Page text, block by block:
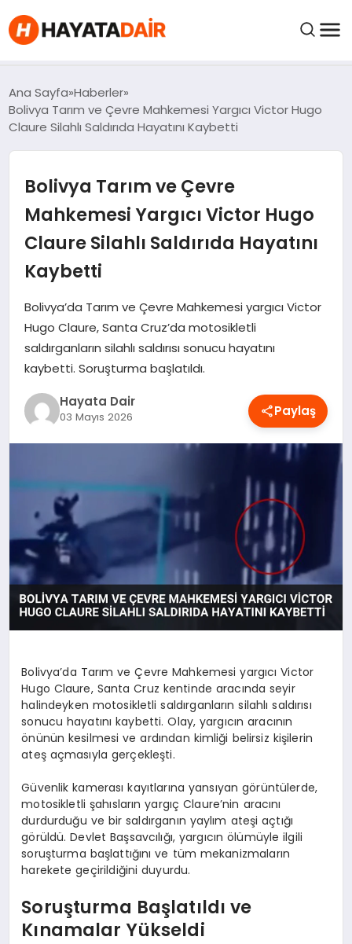
FIYATLAR
HABERLER
İNCELEMELER
KIMDIR?
NEDIR?
OYUN
RÜYA TABIRLERI
TEKNOLOJI
Ana Sayfa Haberler
Bolivya Tarım ve Çevre Mahkemesi Yargıcı Victor Hugo
Claure Silahlı Saldırıda Hayatını Kaybetti
Bolivya Tarım ve Çevre
Mahkemesi Yargıcı Victor Hugo
Claure Silahlı Saldırıda Hayatını
Kaybetti
Bolivya’da Tarım ve Çevre Mahkemesi yargıcı Victor
Hugo Claure, Santa Cruz’da motosikletli
saldırganların silahlı saldırısı sonucu hayatını
kaybetti. Soruşturma başlatıldı.
Hayata Dair
03 Mayıs 2026 Paylaş
Bolivya’da Tarım ve Çevre Mahkemesi yargıcı Victor
Hugo Claure, Santa Cruz kentinde aracında seyir
halindeyken motosikletli saldırganların silahlı saldırısı
sonucu hayatını kaybetti. Olay, yargıcın aracının
önünün kesilmesi ve ardından kimliği belirsiz kişilerin
ateş açmasıyla gerçekleşti.
Güvenlik kamerası kayıtlarına yansıyan görüntülerde,
motosikletli şahısların yargıç Claure’nin aracını
durdurduğu ve bir saldırganın yaylım ateşi açtığı
görüldü. Devlet Başsavcılığı, yargıcın ölümüyle ilgili
soruşturma başlattığını ve tüm mekanizmaların
harekete geçirildiğini duyurdu.
Soruşturma Başlatıldı ve
Kınamalar Yükseldi